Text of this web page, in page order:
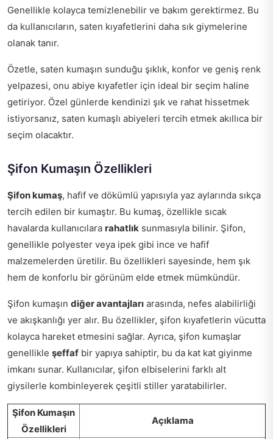
Genellikle kolayca temizlenebilir ve bakım gerektirmez. Bu
da kullanıcıların, saten kıyafetlerini daha sık giymelerine
olanak tanır.
Özetle, saten kumaşın sunduğu şıklık, konfor ve geniş renk
yelpazesi, onu abiye kıyafetler için ideal bir seçim haline
getiriyor. Özel günlerde kendinizi şık ve rahat hissetmek
istiyorsanız, saten kumaşlı abiyeleri tercih etmek akıllıca bir
seçim olacaktır.
Şifon Kumaşın Özellikleri
Şifon kumaş, hafif ve dökümlü yapısıyla yaz aylarında sıkça
tercih edilen bir kumaştır. Bu kumaş, özellikle sıcak
havalarda kullanıcılara rahatlık sunmasıyla bilinir. Şifon,
genellikle polyester veya ipek gibi ince ve hafif
malzemelerden üretilir. Bu özellikleri sayesinde, hem şık
hem de konforlu bir görünüm elde etmek mümkündür.
Şifon kumaşın diğer avantajları arasında, nefes alabilirliği
ve akışkanlığı yer alır. Bu özellikler, şifon kıyafetlerin vücutta
kolayca hareket etmesini sağlar. Ayrıca, şifon kumaşlar
genellikle şeffaf bir yapıya sahiptir, bu da kat kat giyinme
imkanı sunar. Kullanıcılar, şifon elbiselerini farklı alt
giysilerle kombinleyerek çeşitli stiller yaratabilirler.
Şifon Kumaşın
Özellikleri
Açıklama